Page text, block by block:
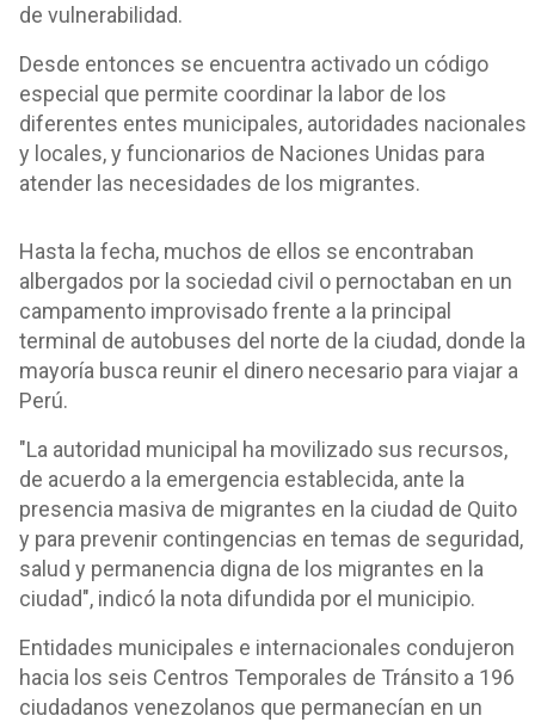
de vulnerabilidad.
Desde entonces se encuentra activado un código
especial que permite coordinar la labor de los
diferentes entes municipales, autoridades nacionales
y locales, y funcionarios de Naciones Unidas para
atender las necesidades de los migrantes.
Hasta la fecha, muchos de ellos se encontraban
albergados por la sociedad civil o pernoctaban en un
campamento improvisado frente a la principal
terminal de autobuses del norte de la ciudad, donde la
mayoría busca reunir el dinero necesario para viajar a
Perú.
"La autoridad municipal ha movilizado sus recursos,
de acuerdo a la emergencia establecida, ante la
presencia masiva de migrantes en la ciudad de Quito
y para prevenir contingencias en temas de seguridad,
salud y permanencia digna de los migrantes en la
ciudad", indicó la nota difundida por el municipio.
Entidades municipales e internacionales condujeron
hacia los seis Centros Temporales de Tránsito a 196
ciudadanos venezolanos que permanecían en un